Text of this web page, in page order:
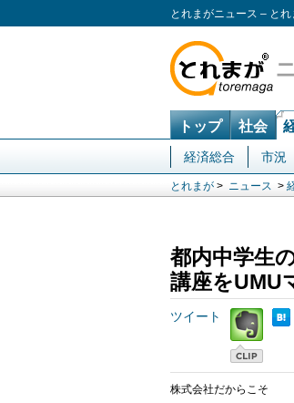
とれまがニュース – と
トップ 社会
経済総合 市況
とれまが > ニュース >
都内中学生
講座をUMU
ツイート
株式会社だからこそ